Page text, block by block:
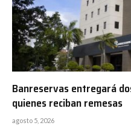
Banreservas entregará
quienes reciban remesas
agosto 5, 2026